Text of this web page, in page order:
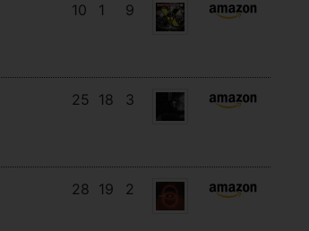
10 1 9
25 18 3
28 19 2